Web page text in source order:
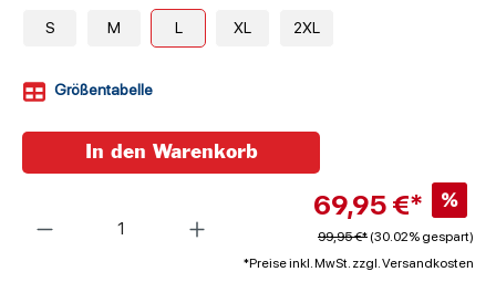
S M L XL 2XL
Größentabelle
69,95 €* %
99,95 €* (30.02% gespart)
*Preise inkl. MwSt. zzgl. Versandkosten
In den Warenkorb